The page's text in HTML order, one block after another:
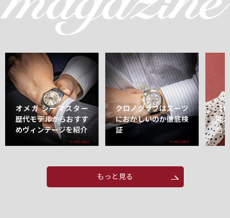
オメガ シーマスター
歴代モデルからおすす
めヴィンテージを紹介
クロノグラフはスーツ
におかしいのか徹底検
証
【
能
合
もっと見る